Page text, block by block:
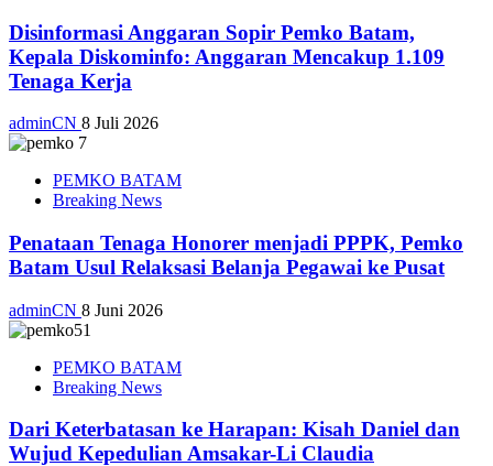
Disinformasi Anggaran Sopir Pemko Batam,
Kepala Diskominfo: Anggaran Mencakup 1.109
Tenaga Kerja
adminCN 8 Juli 2026
PEMKO BATAM
Breaking News
Penataan Tenaga Honorer menjadi PPPK, Pemko
Batam Usul Relaksasi Belanja Pegawai ke Pusat
adminCN 8 Juni 2026
PEMKO BATAM
Breaking News
Dari Keterbatasan ke Harapan: Kisah Daniel dan
Wujud Kepedulian Amsakar-Li Claudia